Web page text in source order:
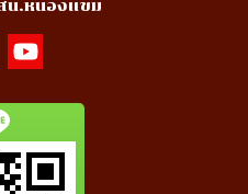
น.หนองแขม